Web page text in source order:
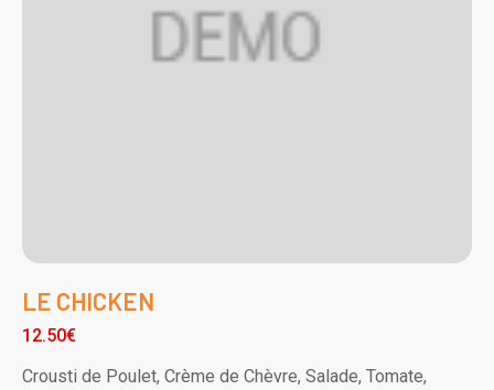
LE CHICKEN
12.50€
Crousti de Poulet, Crème de Chèvre, Salade, Tomate,